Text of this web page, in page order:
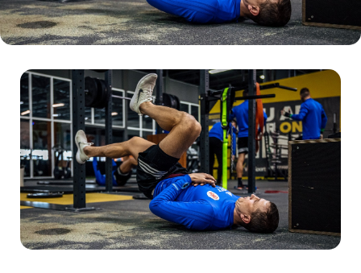
Kibice
SKLEP KUP BILET